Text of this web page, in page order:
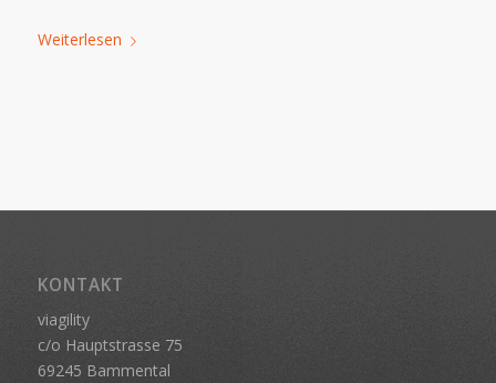
Weiterlesen
KONTAKT
viagility
c/o Hauptstrasse 75
69245 Bammental